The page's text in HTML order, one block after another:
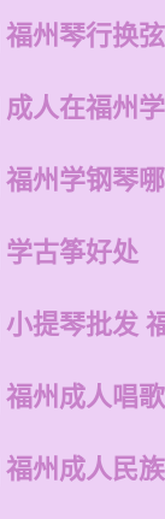
福州琴行换
成人在福州
福州学钢琴
学古筝好处
小提琴批发
福州成人唱
福州成人民